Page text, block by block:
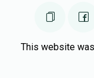
This website